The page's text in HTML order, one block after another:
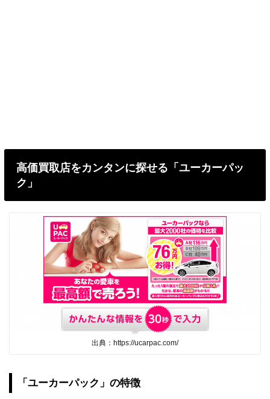
高価買取店をカンタンに探せる「ユーカーパッ
ク」
出典：https://ucarpac.com/
「ユーカーパック」の特徴